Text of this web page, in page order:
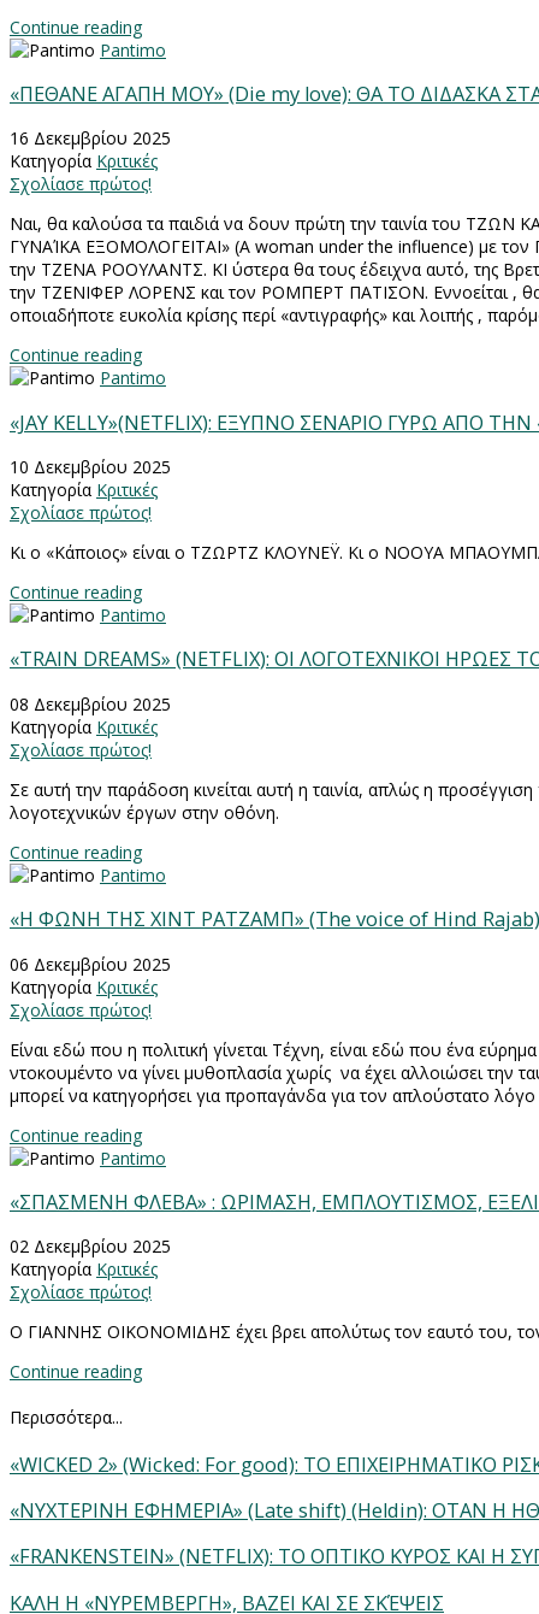
Continue reading
Pantimo
«ΠΕΘΑΝΕ ΑΓΑΠΗ ΜΟΥ» (Die my love): ΘΑ ΤΟ ΔΙΔΑΣΚΑ
16 Δεκεμβρίου 2025
Κατηγορία Κριτικές
Σχολίασε πρώτος!
Ναι, θα καλούσα τα παιδιά να δουν πρώτη την ταινία του ΤΖΩΝ
ΓΥΝΑΊΚΑ ΕΞΟΜΟΛΟΓΕΙΤΑΙ» (A woman under the influence) με τον
την ΤΖΕΝΑ ΡΟΟΥΛΑΝΤΣ. ΚΙ ύστερα θα τους έδειχνα αυτό, της
την ΤΖΕΝΙΦΕΡ ΛΟΡΕΝΣ και τον ΡΟΜΠΕΡΤ ΠΑΤΙΣΟΝ. Εννοείται , θα
οποιαδήποτε ευκολία κρίσης περί «αντιγραφής» και λοιπής ,
Continue reading
Pantimo
«JAY KELLY»(NETFLIX): ΕΞΥΠΝΟ ΣΕΝΑΡΙΟ ΓΥΡΩ ΑΠΟ
10 Δεκεμβρίου 2025
Κατηγορία Κριτικές
Σχολίασε πρώτος!
Κι ο «Κάποιος» είναι ο ΤΖΩΡΤΖ ΚΛΟΥΝΕΫ. Κι ο ΝΟΟΥΑ
Continue reading
Pantimo
«TRAIN DREAMS» (NETFLIX): ΟΙ ΛΟΓΟΤΕΧΝΙΚΟΙ ΗΡΩΕΣ
08 Δεκεμβρίου 2025
Κατηγορία Κριτικές
Σχολίασε πρώτος!
Σε αυτή την παράδοση κινείται αυτή η ταινία, απλώς η
λογοτεχνικών έργων στην οθόνη.
Continue reading
Pantimo
«Η ΦΩΝΗ ΤΗΣ ΧΙΝΤ ΡΑΤΖΑΜΠ» (The voice of Hind
06 Δεκεμβρίου 2025
Κατηγορία Κριτικές
Σχολίασε πρώτος!
Είναι εδώ που η πολιτική γίνεται Τέχνη, είναι εδώ που ένα
ντοκουμέντο να γίνει μυθοπλασία χωρίς να έχει αλλοιώσει την
μπορεί να κατηγορήσει για προπαγάνδα για τον απλούστατο
Continue reading
Pantimo
«ΣΠΑΣΜΕΝΗ ΦΛΕΒΑ» : ΩΡΙΜΑΣΗ, ΕΜΠΛΟΥΤΙΣΜΟΣ,
02 Δεκεμβρίου 2025
Κατηγορία Κριτικές
Σχολίασε πρώτος!
Ο ΓΙΑΝΝΗΣ ΟΙΚΟΝΟΜΙΔΗΣ έχει βρει απολύτως τον εαυτό του, τον
Continue reading
Περισσότερα...
«WICKED 2» (Wicked: For good): ΤΟ ΕΠΙΧΕΙΡΗΜΑΤΙΚΟ
«ΝΥΧΤΕΡΙΝΗ ΕΦΗΜΕΡΙΑ» (Late shift) (Heldin): OΤΑΝ Η
«FRANKENSTEIN» (NETFLIX): ΤΟ ΟΠΤΙΚΟ ΚΥΡΟΣ ΚΑΙ Η
ΚΑΛΗ Η «ΝΥΡΕΜΒΕΡΓΗ», ΒΑΖΕΙ ΚΑΙ ΣΕ ΣΚΈΨΕΙΣ